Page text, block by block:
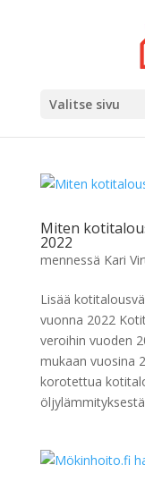
Valitse sivu
Miten
2022
mennessä Kari
Lisää
vuonna 2022
veroihin vuoden
mukaan vuosina
korotettua